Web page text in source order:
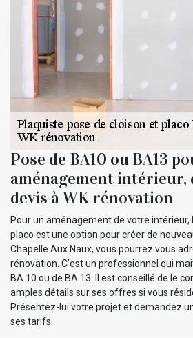
Pose de BA10 ou BA13
aménagement intérieur,
devis à WK rénovation
Pour un aménagement de votre intérieur,
placo est une option pour créer de
Chapelle Aux Naux, vous pourrez vous
rénovation. C’est un professionnel qui
BA 10 ou de BA 13. Il est conseillé de le
amples détails sur ses offres si vous
Présentez-lui votre projet et demandez
ses tarifs.